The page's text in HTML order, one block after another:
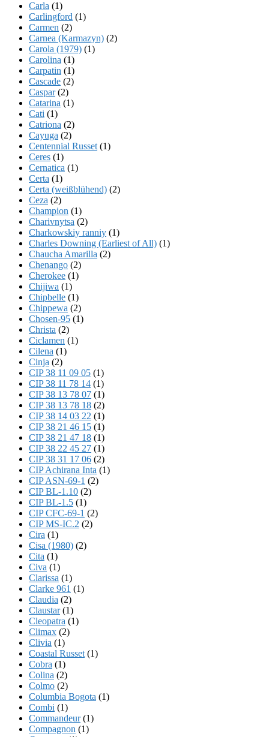
Carla (1)
Carlingford (1)
Carmen (2)
Carnea (Karmazyn) (2)
Carola (1979) (1)
Carolina (1)
Carpatin (1)
Cascade (2)
Caspar(2)
Catarina (1)
Cati (1)
Catriona (2)
Cayuga (2)
Centennial Russet (1)
Ceres (1)
Cernatica (1)
Certa (1)
Certa (weißblühend) (2)
Ceza (2)
Champion (1)
Charivnytsa (2)
Charkowskiy ranniy (1)
Charles Downing (Earliest of All) (1)
Chaucha Amarilla (2)
Chenango (2)
Cherokee (1)
Chijiwa (1)
Chipbelle (1)
Chippewa (2)
Chosen-95 (1)
Christa (2)
Ciclamen (1)
Cilena (1)
Cinja (2)
CIP 38 11 09 05 (1)
CIP 38 11 78 14 (1)
CIP 38 13 78 07 (1)
CIP 38 13 78 18 (2)
CIP 38 14 03 22 (1)
CIP 38 21 46 15 (1)
CIP 38 21 47 18 (1)
CIP 38 22 45 27 (1)
CIP 38 31 17 06 (2)
CIP Achirana Inta (1)
CIP ASN-69-1 (2)
CIP BL-1.10 (2)
CIP BL-1.5 (1)
CIP CFC-69-1 (2)
CIP MS-IC.2 (2)
Cira (1)
Cisa (1980) (2)
Cita (1)
Civa (1)
Clarissa (1)
Clarke 961 (1)
Claudia (2)
Claustar(1)
Cleopatra (1)
Climax (2)
Clivia (1)
Coastal Russet (1)
Cobra (1)
Colina (2)
Colmo (2)
Columbia Bogota (1)
Combi (1)
Commandeur(1)
Compagnon (1)